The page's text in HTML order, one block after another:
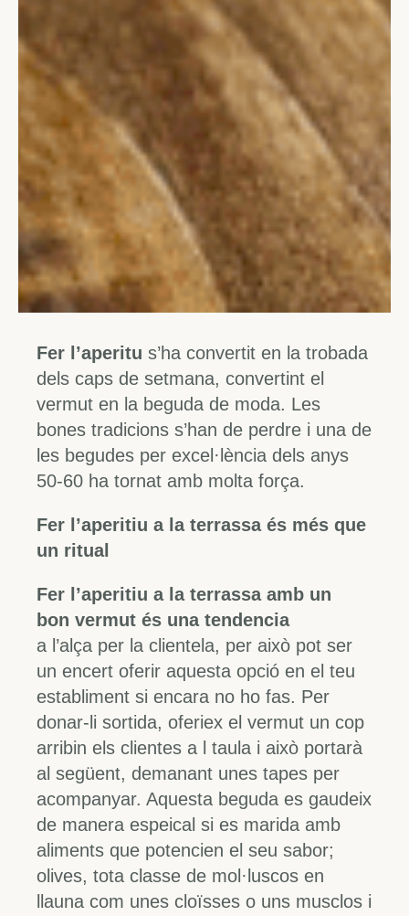
Fer l’aperitu s’ha convertit en la trobada
dels caps de setmana, convertint el
vermut en la beguda de moda. Les
bones tradicions s’han de perdre i una de
les begudes per excel·lència dels anys
50-60 ha tornat amb molta força.
Fer l’aperitiu a la terrassa és més que
un ritual
Fer l’aperitiu a la terrassa amb un
bon vermut és una tendencia
a l’alça per la clientela, per això pot ser
un encert oferir aquesta opció en el teu
establiment si encara no ho fas. Per
donar-li sortida, oferiex el vermut un cop
arribin els clientes a l taula i això portarà
al següent, demanant unes tapes per
acompanyar. Aquesta beguda es gaudeix
de manera espeical si es marida amb
aliments que potencien el seu sabor;
olives, tota classe de mol·luscos en
llauna com unes cloïsses o uns musclos i